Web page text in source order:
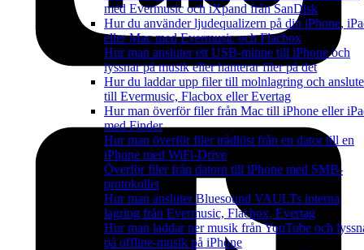
med Evermusic och iXpand från SanDisk
Hur du använder ljudequalizern på din iPhone,
eller Mac med Evermusic och Flacbox
Hur man ansluter ett USB-minne till iPhone och
lyssnar på musik eller hanterar filer på det
Hur du laddar upp filer till molnlagring och
till Evermusic, Flacbox eller Evertag
Hur man överför filer från Mac till iPhone eller
med Finder
Hur man överför filer trådlöst från en dator till en
iPhone med WiFi-Drive
Överför filer från datorn till iPhone med SMB-
protokollet
Hur man ansluter Bluesound VAULTs interna
lagring från Evermusic, Flacbox, Evertag
Hur man laddar ner musik från YouTube och
på offline-musik på iPhone